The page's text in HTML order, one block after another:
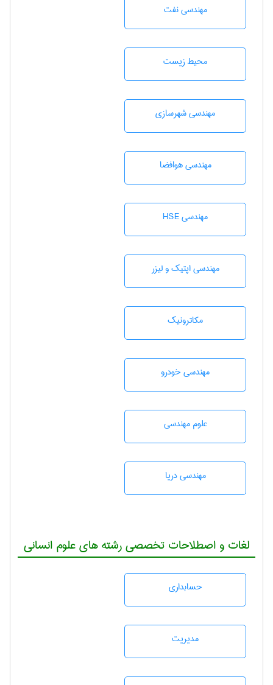
مهندسی نفت
محيط زيست
مهندسی شهرسازی
مهندسی هوافضا
مهندسی HSE
مهندسی اپتیک و لیزر
مکاترونیک
مهندسی خودرو
علوم مهندسی
مهندسی دریا
لغات و اصطلاحات تخصصی رشته های علوم انسانی
حسابداری
مديريت